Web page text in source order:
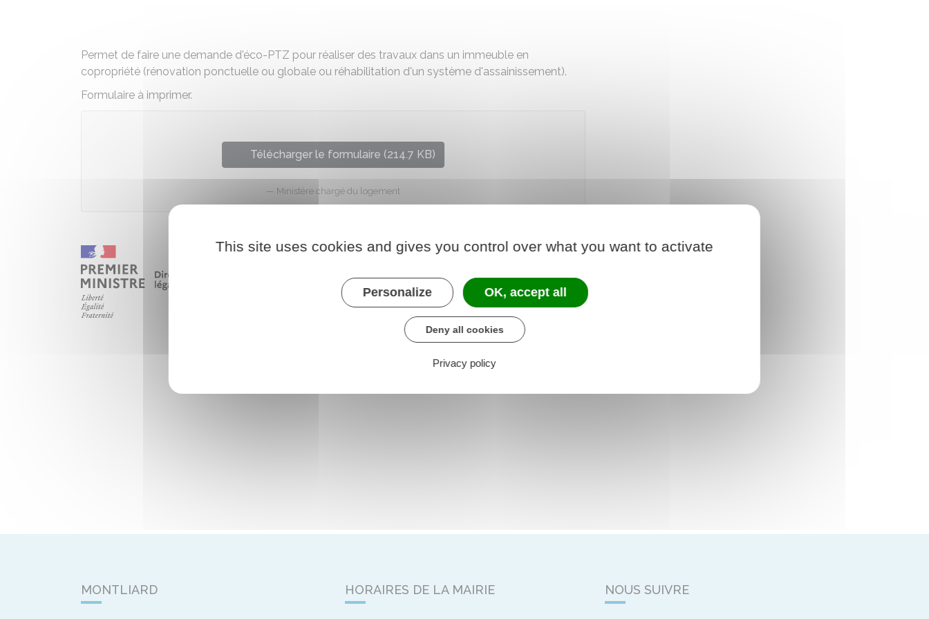
Permet de faire une demande d'éco-PTZ pour réaliser des travaux dans un immeuble en
copropriété (rénovation ponctuelle ou globale ou réhabilitation d'un système d'assainissement).
Formulaire à imprimer.
Télécharger le formulaire (214.7 KB)
Ministère chargé du logement
MONTLIARD HORAIRES DE LA MAIRIE NOUS SUIVRE
This site uses cookies and gives you control over what you want to activate
Personalize OK, accept all
Deny all cookies
Privacy policy